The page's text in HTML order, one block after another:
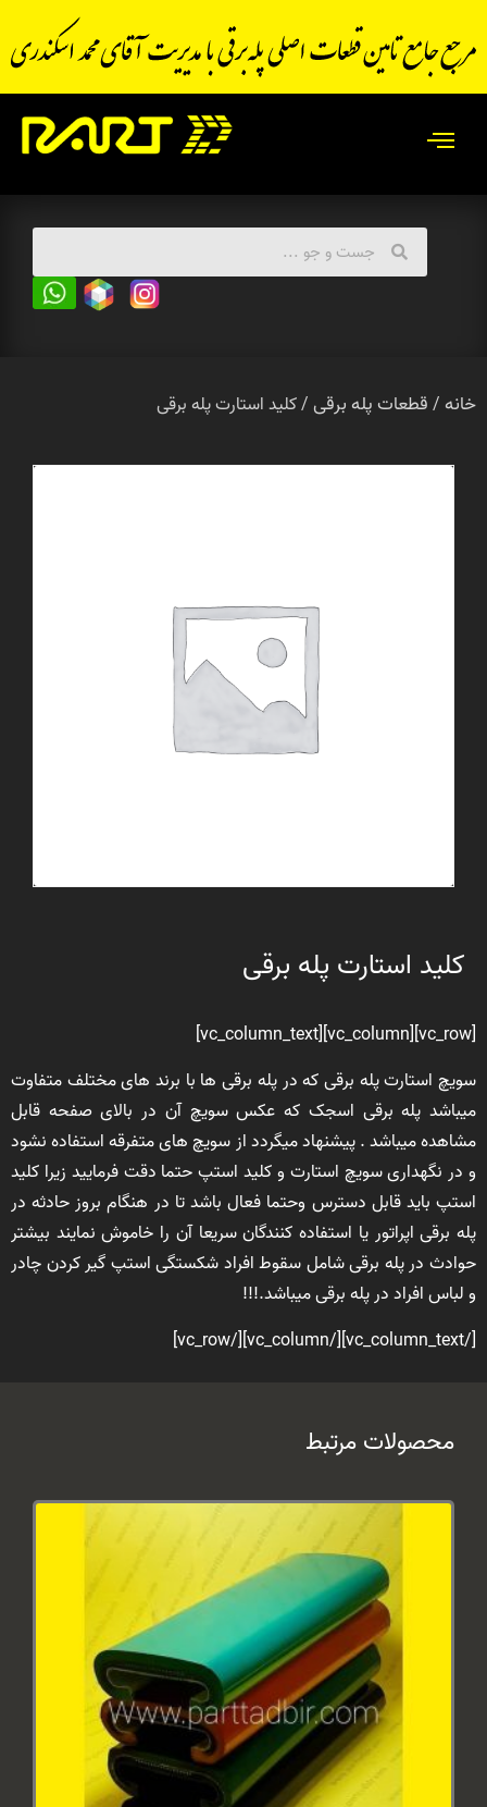
خانه /قطعات پله برقی/ کلید استارت پله برقی
کلید استارت پله برقی
[vc_row][vc_column][vc_column_text]
سویچ استارت پله برقی که در پله برقی ها با برند های مختلف متفاوت
میباشد پله برقی اسجک که عکس سویچ آن در بالای صفحه قابل
مشاهده میباشد . پیشنهاد میگردد از سویچ های متفرقه استفاده نشود
و در نگهداری سویچ استارت و کلید استپ حتما دقت فرمایید زیرا کلید
استپ باید قابل دسترس وحتما فعال باشد تا در هنگام بروز حادثه در
پله برقی اپراتور یا استفاده کنندگان سریعا آن را خاموش نمایند بیشتر
حوادث در پله برقی شامل سقوط افراد شکستگی استپ گیر کردن چادر
و لباس افراد در پله برقی میباشد.!!!
[/vc_column_text][/vc_column][/vc_row]
محصولات مرتبط